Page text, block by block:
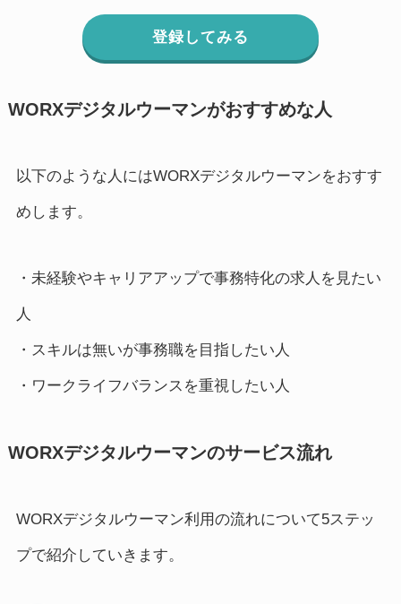
登録してみる
WORXデジタルウーマンがおすすめな人
以下のような人にはWORXデジタルウーマンをおすす
めします。
・未経験やキャリアアップで事務特化の求人を見たい
人
・スキルは無いが事務職を目指したい人
・ワークライフバランスを重視したい人
WORXデジタルウーマンのサービス流れ
WORXデジタルウーマン利用の流れについて5ステッ
プで紹介していきます。